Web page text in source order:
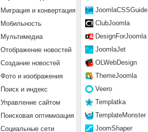
JoomlaCSSGuide
ClubJoomla
DesignForJoomla
JoomlaJet
OLWebDesign
ThemeJoomla
Veero
Templatka
TemplateMonster
JoomShaper
Миграция и конвертация
Мобильность
Мультимедиа
Отображение новостей
Создание новостей
Фото и изображения
Поиск и индекс
Управление сайтом
Поисковая оптимизация
Социальные сети